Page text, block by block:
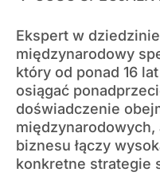
Ekspert w
międzynarodowy
który od ponad 16
osiągać
doświadczenie
biznesu łączy
konkretne strategie